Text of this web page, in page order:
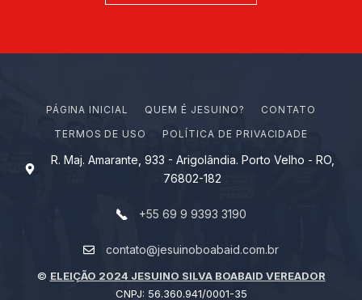
PÁGINA INICIAL Q U EM É J ES U I N O?
CONTATO
TERMOS DE USO
POLÍTICA DE PRIVACIDADE
R. Maj. Amarante, 933 - Arigolândia. Porto Velho - RO,
76802-182
+55 69 9 9393 3190
contato@jesuinoboabaid.com.br
© ELEIÇÃO 2024 JESUINO SILVA BOABAID VEREADOR
CNPJ: 56.360.941/0001-35